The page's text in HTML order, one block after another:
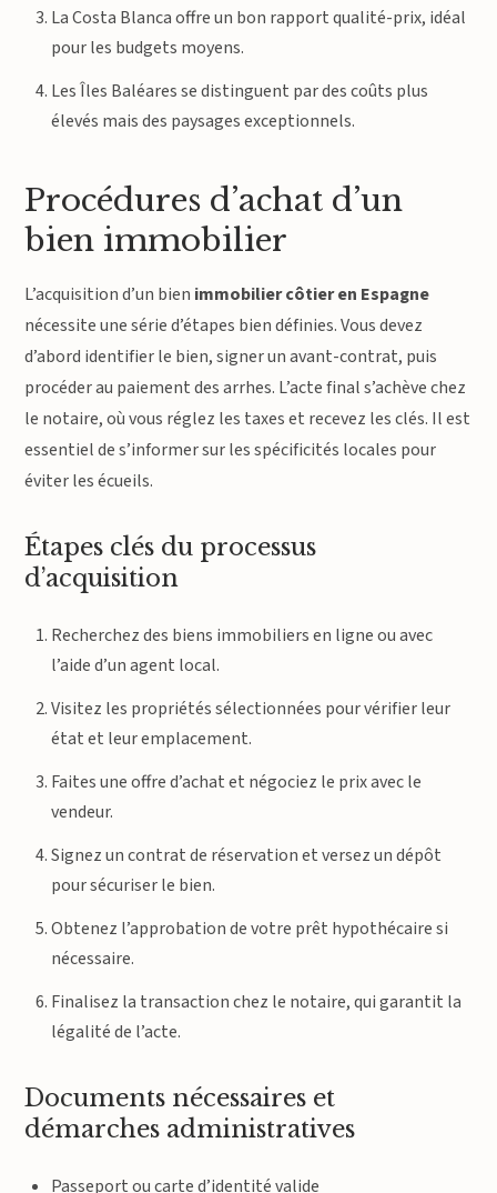
La Costa Blanca offre un bon rapport qualité-prix, idéal
pour les budgets moyens.
Les Îles Baléares se distinguent par des coûts plus
élevés mais des paysages exceptionnels.
Procédures d’achat d’un
bien immobilier
L’acquisition d’un bien immobilier côtier en Espagne
nécessite une série d’étapes bien définies. Vous devez
d’abord identifier le bien, signer un avant-contrat, puis
procéder au paiement des arrhes. L’acte final s’achève chez
le notaire, où vous réglez les taxes et recevez les clés. Il est
essentiel de s’informer sur les spécificités locales pour
éviter les écueils.
Étapes clés du processus
d’acquisition
Recherchez des biens immobiliers en ligne ou avec
l’aide d’un agent local.
Visitez les propriétés sélectionnées pour vérifier leur
état et leur emplacement.
Faites une offre d’achat et négociez le prix avec le
vendeur.
Signez un contrat de réservation et versez un dépôt
pour sécuriser le bien.
Obtenez l’approbation de votre prêt hypothécaire si
nécessaire.
Finalisez la transaction chez le notaire, qui garantit la
légalité de l’acte.
Documents nécessaires et
démarches administratives
Passeport ou carte d’identité valide